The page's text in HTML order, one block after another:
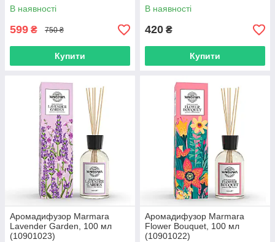
В наявності
599 ₴ 750 ₴
Купити
В наявності
420 ₴
Купити
Аромадифузор Marmara
Lavender Garden, 100 мл
(10901023)
Аромадифузор Marmara
Flower Bouquet, 100 мл
(10901022)